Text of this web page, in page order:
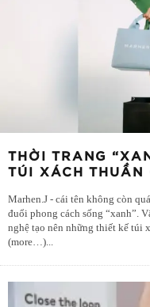
THỜI TRANG
TÚI XÁCH THUẦN
Marhen.J - cái tên không còn
đuổi phong cách sống “xanh”.
nghệ tạo nên những thiết kế túi
(more…)...